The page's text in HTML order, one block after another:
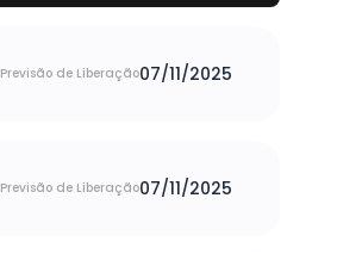
Previsão de Liberação07/11/2025
Previsão de Liberação07/11/2025